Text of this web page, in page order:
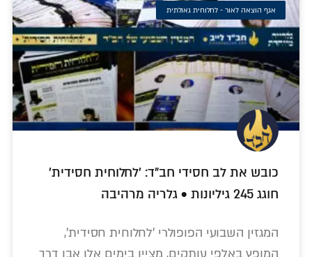
אגף הוצאה לאור - לחלוחית גאולתית
כובש את לב חסידי חב"ד: 'לחלוחית חסידית'
חוגג 245 גיליונות • גלריה מרהיבה
המגזין השבועי הפופולרי 'לחלוחית חסידית',